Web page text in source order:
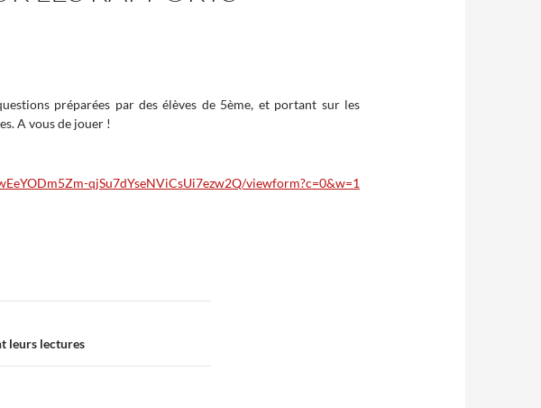
préparées par des élèves de 5ème, et portant sur les
A vous de jouer !
qjSu7dYseNViCsUi7ezw2Q/viewform?c=0&w=1
leurs lectures